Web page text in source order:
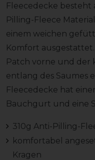
Fleecedecke besteht
Pilling-Fleece
einem weichen
Komfort
Patch vorne und der
entlang des Saumes
Fleecedecke hat
Bauchgurt und eine
310g Anti-Pilling-
komfortabel
Kragen